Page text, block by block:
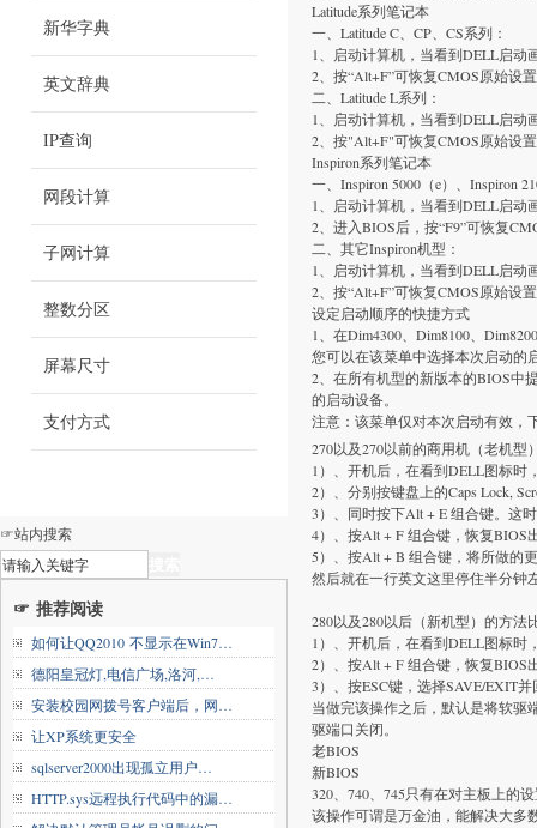
新华字典
英文辞典
IP查询
网段计算
子网计算
整数分区
屏幕尺寸
支付方式
☞站内搜索
☞ 推荐阅读
如何让QQ2010 不显示在Win7…
德阳皇冠灯,电信广场,洛河,…
安装校园网拨号客户端后，网…
让XP系统更安全
sqlserver2000出现孤立用户…
HTTP.sys远程执行代码中的漏…
Latitude系列笔记本
一、Latitude C、CP、CS系列：
1、启动计算机，当看到DELL启动
2、按“Alt+F”可恢复CMOS原始设
二、Latitude L系列：
1、启动计算机，当看到DELL启动
2、按"Alt+F"可恢复CMOS原始设
Inspiron系列笔记本
一、Inspiron 5000（e）、Inspiron
1、启动计算机，当看到DELL启动
2、进入BIOS后，按“F9”可恢复
二、其它Inspiron机型：
1、启动计算机，当看到DELL启动
2、按“Alt+F”可恢复CMOS原始设
设定启动顺序的快捷方式
1、在Dim4300、Dim8100、
您可以在该菜单中选择本次启动的
2、在所有机型的新版本的BIOS中
的启动设备。
注意：该菜单仅对本次启动有效，
270以及270以前的商用机（老机型
1）、开机后，在看到DELL图标时
2）、分别按键盘上的Caps Lock,
3）、同时按下Alt + E 组合键。这
4）、按Alt + F 组合键，恢复BIOS
5）、按Alt + B 组合键，将所做的
然后就在一行英文这里停住半分钟
280以及280以后（新机型）的方法
1）、开机后，在看到DELL图标时
2）、按Alt + F 组合键，恢复BIOS
3）、按ESC键，选择SAVE/EXIT
当做完该操作之后，默认是将软驱
驱端口关闭。
老BIOS
新BIOS
320、740、745只有在对主板上的
该操作可谓是万金油，能解决大多